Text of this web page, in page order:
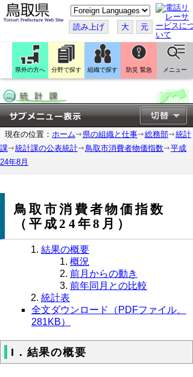
こ
の
ペ
ー
ジ
翻
訳
す
読み上げ 大 元
県外の方へ 分野で探す 組織で探す 防災 緊急 メニュー
現在の位置： ホーム 県の組織と仕事 総務部
統計
課
統計課の公表統計 鳥取市消費者物価指数
平成
24年8月
鳥取市消費者物価指数
（平成24年8月）
結果の概要
概況
前月からの動き
前年同月との比較
統計表
全文ダウンロード（PDFファイル、
281KB）
I．結果の概要